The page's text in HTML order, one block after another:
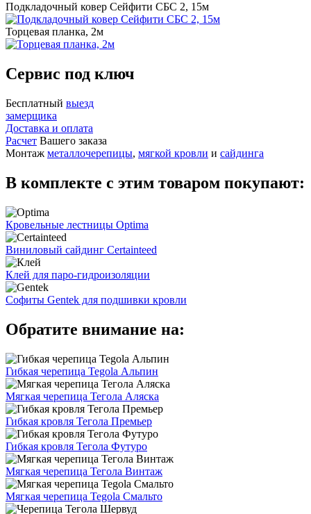
Подкладочный ковер Сейфити СБС 2, 15м
Торцевая планка, 2м
Сервис под ключ
Бесплатный выезд
замерщика
Доставка и оплата
Расчет Вашего заказа
Монтаж металлочерепицы, мягкой кровли и сайдинга
В комплекте с этим товаром покупают:
Кровельные лестницы Optima
Виниловый сайдинг Certainteed
Клей для паро-гидроизоляции
Софиты Gentek для подшивки кровли
Обратите внимание на:
Гибкая черепица Tegola Альпин
Мягкая черепица Тегола Аляска
Гибкая кровля Тегола Премьер
Гибкая кровля Тегола Футуро
Мягкая черепица Тегола Винтаж
Мягкая черепица Tegola Смальто